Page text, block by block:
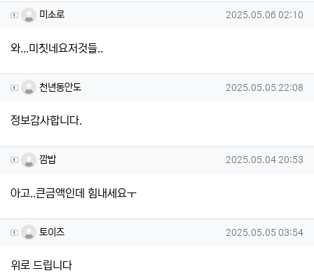
미소로님의 댓글
미소로 작성일
2025.05.06 02:10
와...미칫네요저것들..
천년동안도님의 댓글
천년동안도 작성일
2025.05.05 22:08
정보감사합니다.
깜밥님의 댓글
깜밥 작성일
2025.05.04 20:53
아고..큰금액인데 힘내세요ㅜ
토이즈님의 댓글
토이즈 작성일
2025.05.05 03:54
위로 드립니다